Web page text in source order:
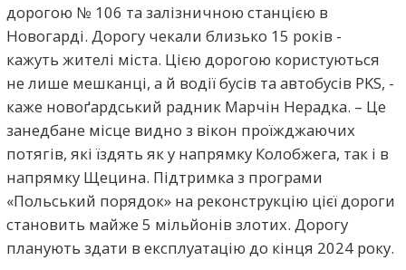
дорогою № 106 та залізничною станцією в
Новогарді. Дорогу чекали близько 15 років -
кажуть жителі міста. Цією дорогою користуються
не лише мешканці, а й водії бусів та автобусів PKS, -
каже новоґардський радник Марчін Нерадка. – Це
занедбане місце видно з вікон проїжджаючих
потягів, які їздять як у напрямку Колобжега, так і в
напрямку Щецина. Підтримка з програми
«Польський порядок» на реконструкцію цієї дороги
становить майже 5 мільйонів злотих. Дорогу
планують здати в експлуатацію до кінця 2024 року.